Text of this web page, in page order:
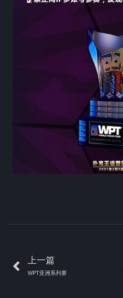
上一篇
WPT亚洲系列赛